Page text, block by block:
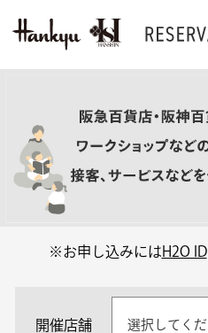
※お申し込みにはH2O ID
開催店舗 選択してく